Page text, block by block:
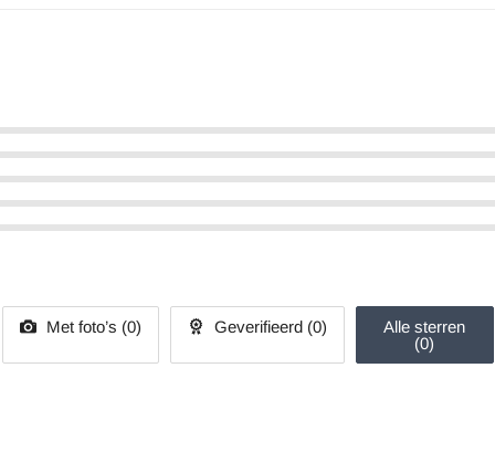
Met foto’s (0) Geverifieerd (0)
Alle sterren
(0)